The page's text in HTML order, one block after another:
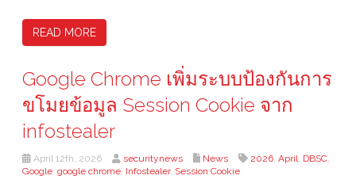
READ MORE
Google Chrome เพิ่มระบบป้องกันการ
ขโมยข้อมูล Session Cookie จาก
infostealer
April 12th, 2026 securitynews News 2026, April, DBSC,
Google, google chrome, Infostealer, Session Cookie